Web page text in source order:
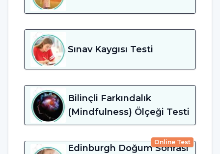
Sınav Kaygısı Testi
Bilinçli Farkındalık
(Mindfulness) Ölçeği Testi
Online Test
Edinburgh Doğum Sonrası